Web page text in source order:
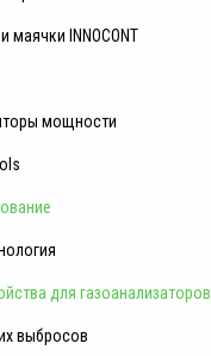
маячки INNOCONT
мощности
для газоанализаторов
выбросов